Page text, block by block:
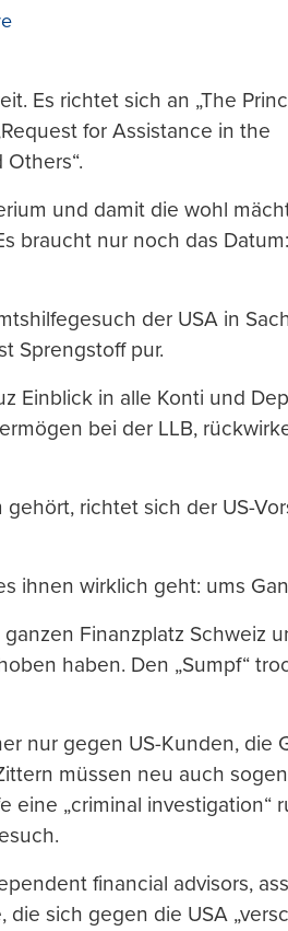
Es richtet sich an „The
for Assistance in the
und damit die wohl
braucht nur noch das Datum:
der USA in
Sprengstoff pur.
Einblick in alle Konti und
bei der LLB,
richtet sich der US-
ihnen wirklich geht: ums
Finanzplatz Schweiz
haben. Den „Sumpf“
nur gegen US-Kunden, die
müssen neu auch
eine „criminal investigation“
financial advisors,
sich gegen die USA